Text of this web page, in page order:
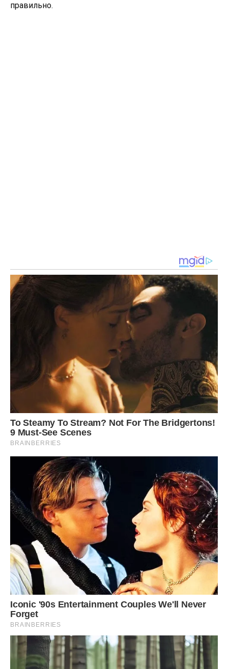
правильно.